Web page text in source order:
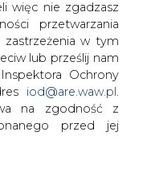
więc nie zgadzasz
przetwarzania
w tym
lub prześlij nam
Ochrony
iod@are.waw.pl
na zgodność z
przed jej
Olavion
w
się wszystkich
sprzedający